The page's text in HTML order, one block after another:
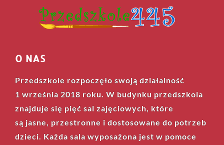
O NAS
Przedszkole rozpoczęło swoją działalność
1 września 2018 roku. W budynku przedszkola
znajduje się pięć sal zajęciowych, które
są jasne, przestronne i dostosowane do potrzeb
dzieci. Każda sala wyposażona jest w pomoce